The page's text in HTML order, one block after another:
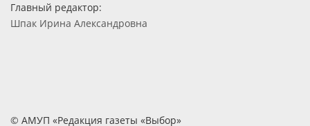
Главный редактор:
Шпак Ирина Александровна
© АМУП «Редакция газеты «Выбор»